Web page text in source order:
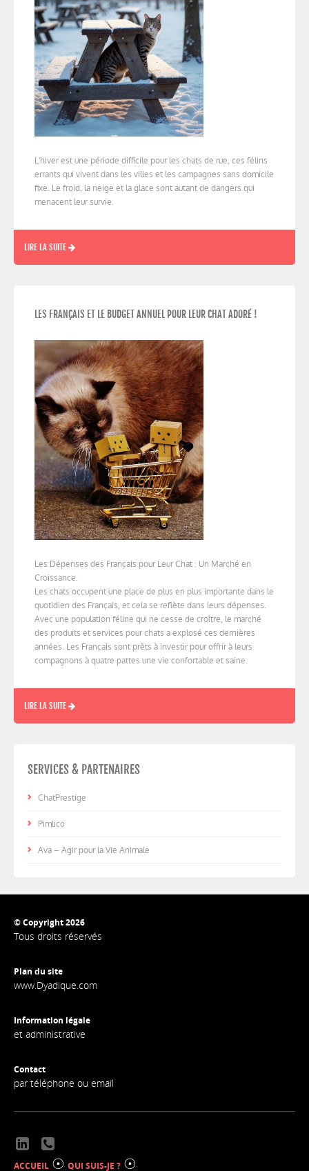
L'hiver est une période difficile pour les chats de rue, ces félins
errants qui vivent dans les villes et les campagnes sans domicile
fixe. Le froid, la neige et la glace sont autant de dangers qui
menacent leur survie.
LIRE LA SUITE
LES FRANÇAIS ET LE BUDGET ANNUEL POUR LEUR CHAT ADORÉ !
Les Dépenses des Français pour Leur Chat : Un Marché en
Croissance.
Les chats occupent une place de plus en plus importante dans le
quotidien des Français, et cela se reflète dans leurs dépenses.
Avec une population féline qui ne cesse de croître, le marché
des produits et services pour chats a explosé ces dernières
années. Les Français sont prêts à investir pour offrir à leurs
compagnons à quatre pattes une vie confortable et saine.
LIRE LA SUITE
SERVICES & PARTENAIRES
ChatPrestige
Pimlico
Ava – Agir pour la Vie Animale
© Copyright 2026
Tous droits réservés
Plan du site
www.Dyadique.com
Information légale
et administrative
Contact
par téléphone ou email
ACCUEIL ☉ QUI SUIS-JE ? ☉